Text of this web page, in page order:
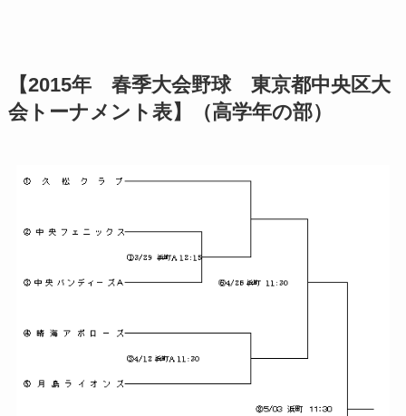
【2015年 春季大会野球 東京都中央区大
会トーナメント表】（高学年の部）